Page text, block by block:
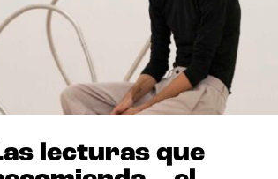
lecturas que